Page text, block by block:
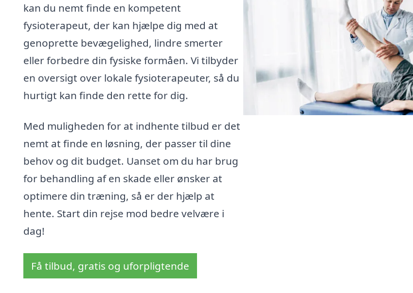
kan du nemt finde en kompetent
fysioterapeut, der kan hjælpe dig med at
genoprette bevægelighed, lindre smerter
eller forbedre din fysiske formåen. Vi tilbyder
en oversigt over lokale fysioterapeuter, så du
hurtigt kan finde den rette for dig.
Med muligheden for at indhente tilbud er det
nemt at finde en løsning, der passer til dine
behov og dit budget. Uanset om du har brug
for behandling af en skade eller ønsker at
optimere din træning, så er der hjælp at
hente. Start din rejse mod bedre velvære i
dag!
Få tilbud, gratis og uforpligtende